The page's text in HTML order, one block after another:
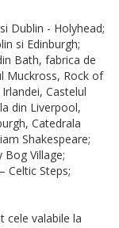
Dublin - Holyhead;
si Edinburgh;
Bath, fabrica de
Muckross, Rock of
Castelul
din Liverpool,
Catedrala
Shakespeare;
Bog Village;
Celtic Steps;
cele valabile la